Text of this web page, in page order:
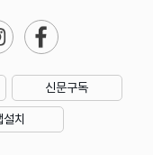
신문구독
설치